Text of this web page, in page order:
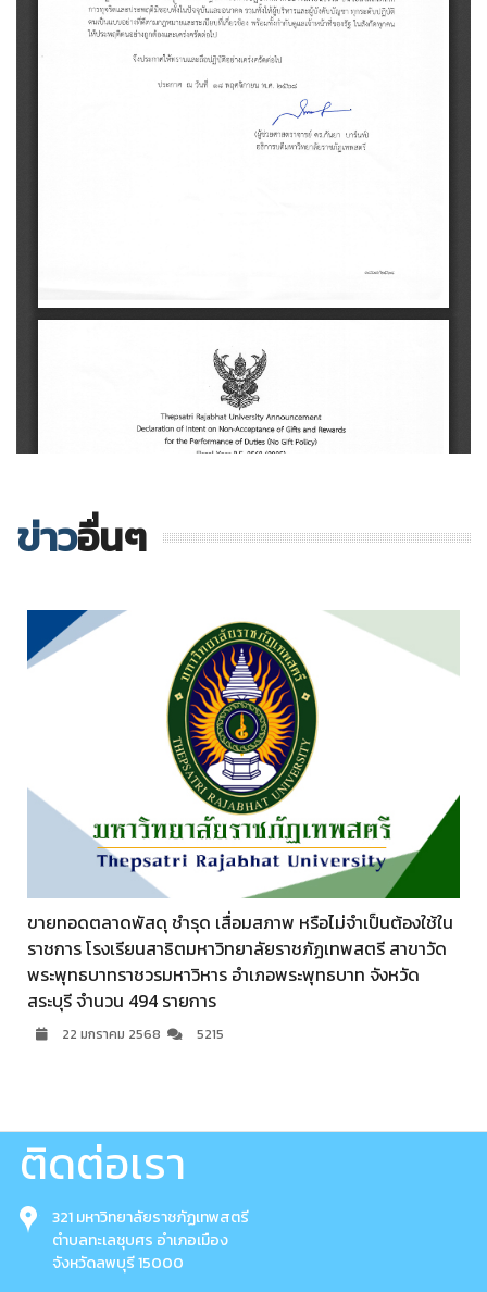
ข่าวอื่นๆ
ขายทอดตลาดพัสดุ ชำรุด เสื่อมสภาพ หรือไม่จำเป็นต้องใช้ใน
ราชการ โรงเรียนสาธิตมหาวิทยาลัยราชภัฏเทพสตรี สาขาวัด
พระพุทธบาทราชวรมหาวิหาร อำเภอพระพุทธบาท จังหวัด
สระบุรี จำนวน 494 รายการ
22 มกราคม 2568 5215
ติดต่อเรา
321 มหาวิทยาลัยราชภัฏเทพสตรี
ตำบลทะเลชุบศร อำเภอเมือง
จังหวัดลพบุรี 15000